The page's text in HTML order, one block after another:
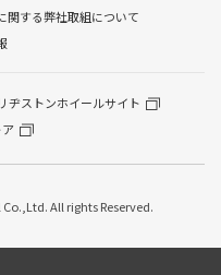
関する弊社取組について
ヂストンホイールサイト
All rights Reserved.